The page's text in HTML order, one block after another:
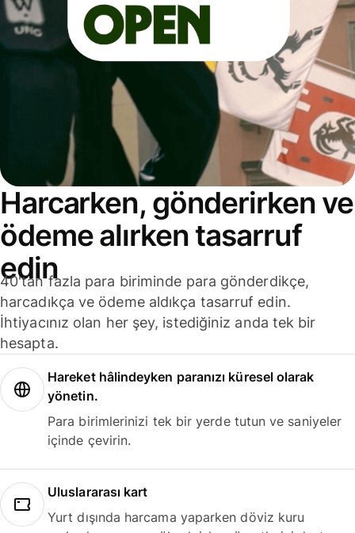
Harcarken, gönderirken ve
ödeme alırken tasarruf
edin
40'tan fazla para biriminde para gönderdikçe,
harcadıkça ve ödeme aldıkça tasarruf edin.
İhtiyacınız olan her şey, istediğiniz anda tek bir
hesapta.
Hareket hâlindeyken paranızı küresel olarak
yönetin.
Para birimlerinizi tek bir yerde tutun ve saniyeler
içinde çevirin.
Uluslararası kart
Yurt dışında harcama yaparken döviz kuru